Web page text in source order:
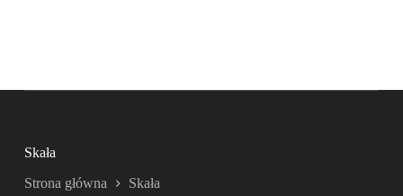
Skała
Strona główna Skała